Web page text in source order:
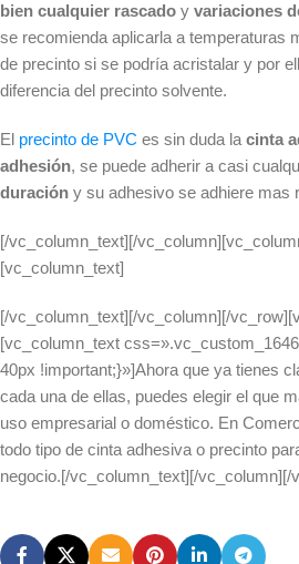
bien cualquier rascado y variaciones
se recomienda aplicarla a temperaturas
de precinto si se podría acristalar y por
diferencia del precinto solvente.
El precinto de PVC es sin duda la cinta
adhesión, se puede adherir a casi
duración y su adhesivo se adhiere mas
[/vc_column_text][/
[vc_column_text]
[/vc_column_text][/vc_column][/
[vc_column_text
40px !important;}»]Ahora que ya tienes
cada una de ellas, puedes elegir el que
uso empresarial o doméstico. En
todo tipo de cinta adhesiva o precinto
negocio.[/vc_column_text][/vc_column][/